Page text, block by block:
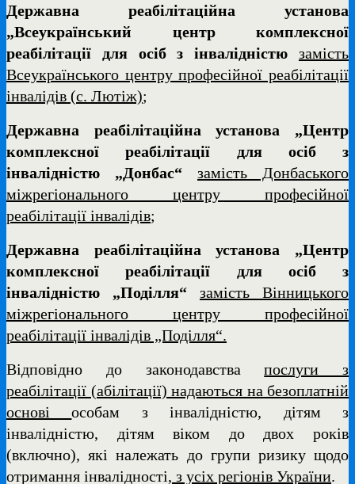
Державна реабілітаційна установа
„Всеукраїнський центр комплексної
реабілітації для осіб з інвалідністю замість
Всеукраїнського центру професійної реабілітації
інвалідів (с. Лютіж);
Державна реабілітаційна установа „Центр
комплексної реабілітації для осіб з
інвалідністю „Донбас“
замість Донбаського
міжрегіонального центру професійної
реабілітації інвалідів;
Державна реабілітаційна установа „Центр
комплексної реабілітації для осіб з
інвалідністю „Поділля“
замість Вінницького
міжрегіонального центру професійної
реабілітації інвалідів „Поділля“.
Відповідно до законодавствапослуги з
реабілітації (абілітації) надаються на безоплатній
основіособам з інвалідністю, дітям з
інвалідністю, дітям віком до двох років
(включно), які належать до групи ризику щодо
отримання інвалідності, з усіх регіонів України.